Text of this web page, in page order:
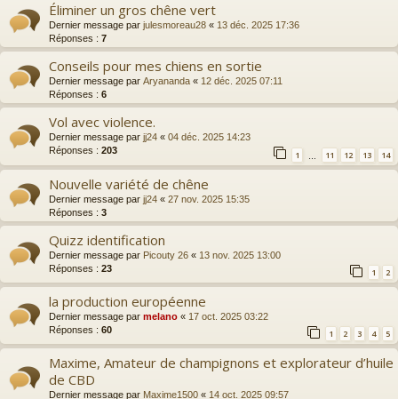
Éliminer un gros chêne vert
Dernier message par julesmoreau28 « 13 déc. 2025 17:36
Réponses : 7
Conseils pour mes chiens en sortie
Dernier message par Aryananda « 12 déc. 2025 07:11
Réponses : 6
Vol avec violence.
Dernier message par jj24 « 04 déc. 2025 14:23
Réponses : 203 1 11 12 13 14
Nouvelle variété de chêne
Dernier message par jj24 « 27 nov. 2025 15:35
Réponses : 3
Quizz identification
Dernier message par Picouty 26 « 13 nov. 2025 13:00
Réponses : 23 1 2
la production européenne
Dernier message par melano « 17 oct. 2025 03:22
Réponses : 60 1 2 3 4 5
Maxime, Amateur de champignons et explorateur d’huile
de CBD
Dernier message par Maxime1500 « 14 oct. 2025 09:57